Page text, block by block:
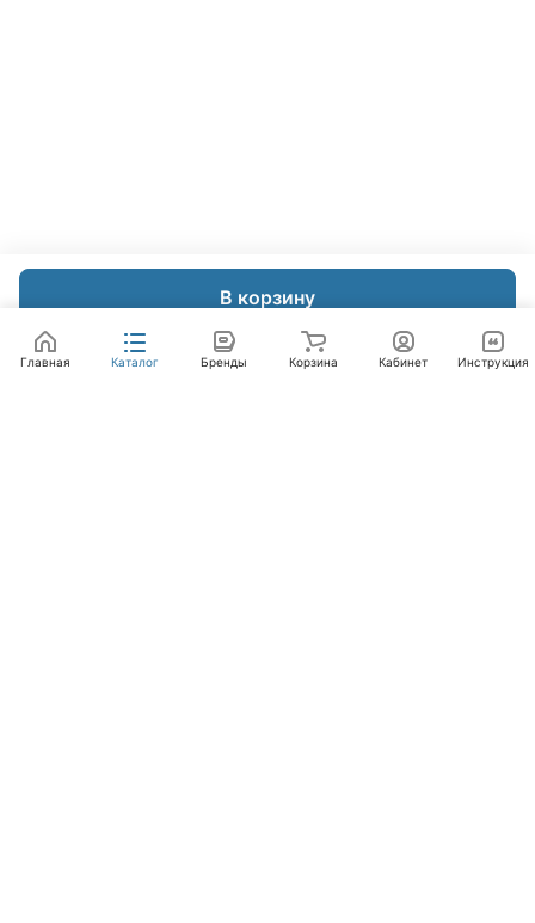
В корзину
Главная Каталог Бренды Корзина Кабинет Инструкция